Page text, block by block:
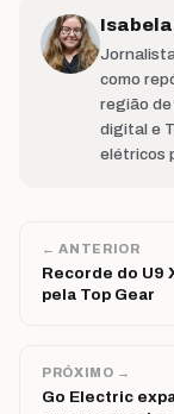
como
região de
digital e
elétricos
← ANTERIOR
Recorde do U9
pela Top Gear
PRÓXIMO →
Go Electric